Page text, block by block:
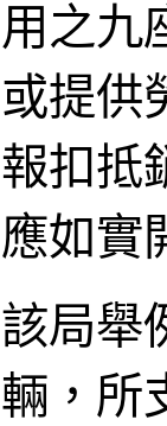
用之九
或提供
報扣抵
應如實
該局舉
輛，所